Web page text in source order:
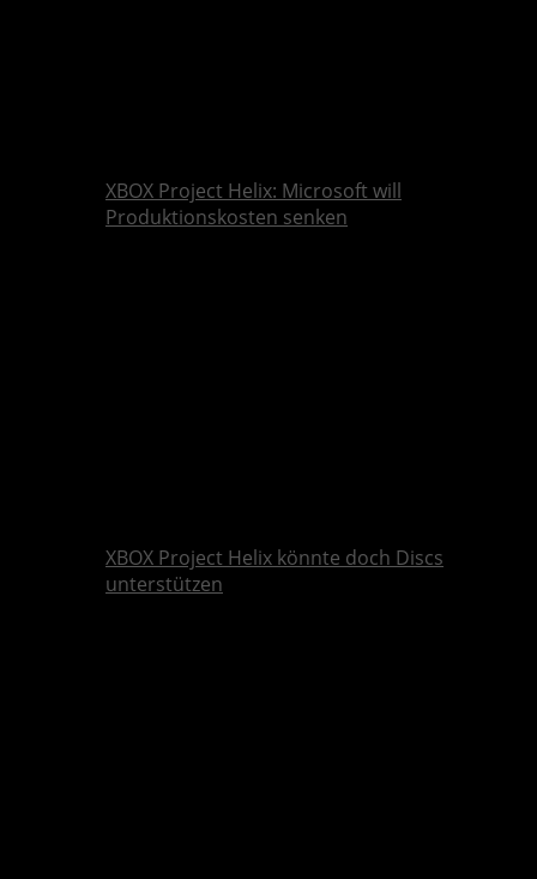
XBOX Project Helix: Microsoft will
Produktionskosten senken
XBOX Project Helix könnte doch Discs
unterstützen